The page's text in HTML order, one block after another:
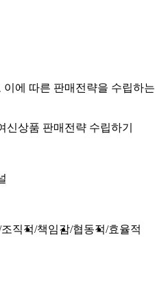
에 따른 판매전략을 수립하
신상품 판매전략 수립하기
조직적 책임감 협동적 효율적